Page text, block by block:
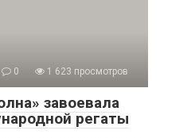
0
1 623 просмотров
завоевала
регаты